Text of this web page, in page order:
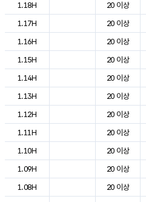
1.18H
20 이상
1.17H
20 이상
1.16H
20 이상
1.15H
20 이상
1.14H
20 이상
1.13H
20 이상
1.12H
20 이상
1.11H
20 이상
1.10H
20 이상
1.09H
20 이상
1.08H
20 이상